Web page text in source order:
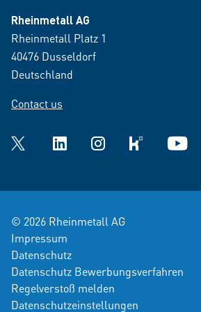
Rheinmetall AG
Rheinmetall Platz 1
40476 Dusseldorf
Deutschland
Contact us
Twitter LinkedInInstagramkununu YouTube
© 2026 Rheinmetall AG
Impressum
Datenschutz
Datenschutz Bewerbungsverfahren
Regelverstoß melden
Datenschutzeinstellungen